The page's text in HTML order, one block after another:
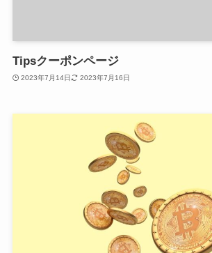
Tipsクーポンページ
2023年7月14日 2023年7月16日